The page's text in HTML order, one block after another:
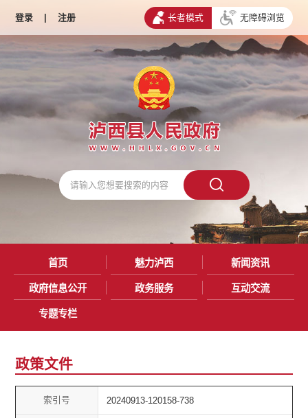
登录 | 注册 长者模式 无障碍浏览
首页 魅力泸西 新闻资讯
政府信息公开 政务服务 互动交流
专题专栏
政策文件
索引号 20240913-120158-738